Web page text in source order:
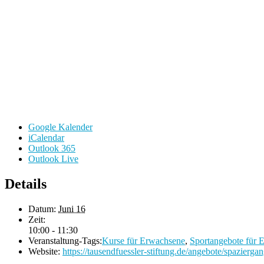
Google Kalender
iCalendar
Outlook 365
Outlook Live
Details
Datum: Juni 16
Zeit:
10:00 - 11:30
Veranstaltung-Tags:Kurse für Erwachsene, Sportangebote für
Website: https://tausendfuessler-stiftung.de/angebote/